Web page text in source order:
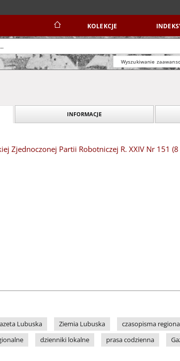
KOLEKCJE
Wyszukiwanie
INFORMACJE
Zjednoczonej Partii Robotniczej R. XXIV Nr 151
Lubuska Ziemia Lubuska czasopisma
dzienniki lokalne prasa codzienna